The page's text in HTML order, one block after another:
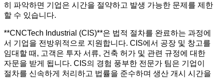
히 파악하면 기업은 시간을 절약하고 발생 가능한 문제를 제한
할 수 있습니다.
**CNCTech Industrial (CIS)**은 법적 절차를 완료하는 과정에
서 기업을 전방위적으로 지원합니다. CIS에서 공장 및 창고를
임대할 때, 고객은 투자 서류, 건축 허가 및 관련 규정에 대한
자문을 받게 됩니다. CIS의 경험 풍부한 전문가 팀은 기업이
절차를 신속하게 처리하고 법률을 준수하며 생산 개시 시간을